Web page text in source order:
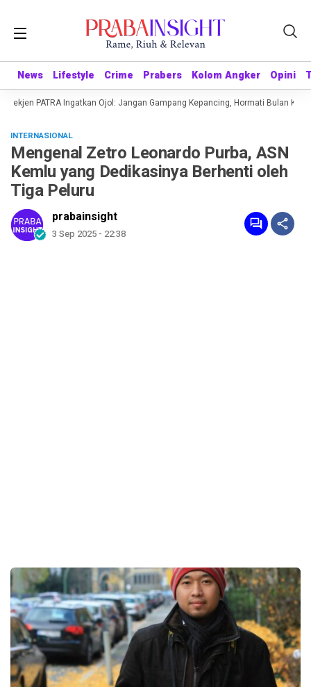
News Lifestyle Crime Prabers Kolom Angker Opini
News Lifestyle Crime Prabers Kolom Angker Opini
PATRA Ingatkan Ojol: Jangan Gampang Kepancing, Hormati Bulan
INTERNASIONAL
Mengenal Zetro Leonardo Purba, ASN
Kemlu yang Dedikasinya Berhenti oleh
Tiga Peluru
prabainsight
3 Sep 2025 - 22:38